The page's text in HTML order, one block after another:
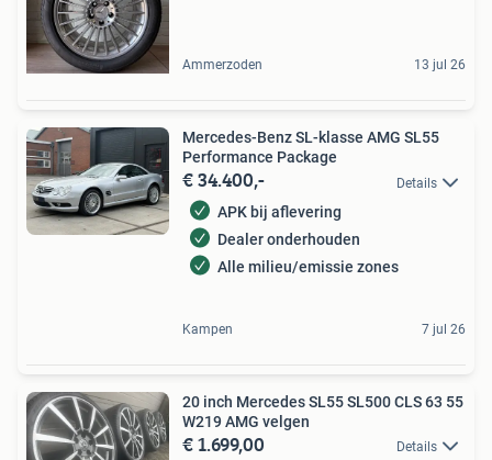
Ammerzoden 13 jul 26
Mercedes-Benz SL-klasse AMG SL55
Performance Package
€ 34.400,- Details
APK bij aflevering
Dealer onderhouden
Alle milieu/emissie zones
Kampen 7 jul 26
20 inch Mercedes SL55 SL500 CLS 63 55
W219 AMG velgen
€ 1.699,00 Details